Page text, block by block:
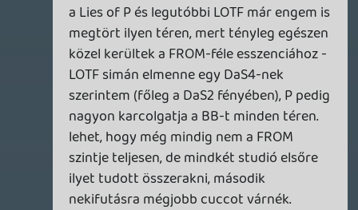
p34c3 2024.01.01 20:46:55 #1yykq
Természetesen leírhatod, hogy valami
neked nem tetszik. Vagy nem tartod az
adott adást elég színvonalasnak, nem elég
felkészültek a témában a
beszélgetőpartnerek, teljesen más ízlése
van a podcastereknek, monoton
tempóban/stílusban beszélnek, stb-stb. Én
például ha meg kellene határoznom miért
lehet a világból kikergetni a "The VR"
kontentjeivel, elég alaposan meg tudnám
indokolni. De amit te írtál az általánosítás
volt, valamint nem tudtuk meg az okokat